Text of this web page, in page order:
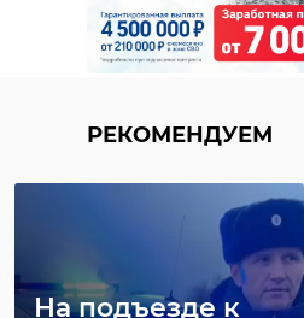
РЕКОМЕНДУЕМ
На подъезде к